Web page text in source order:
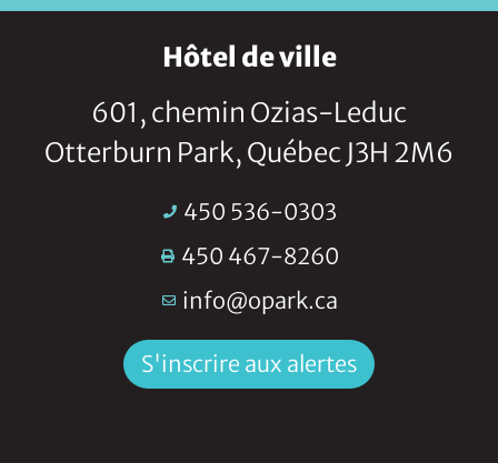
Hôtel de ville
601, chemin Ozias-Leduc
Otterburn Park, Québec J3H 2M6
450 536-0303
450 467-8260
info@opark.ca
S'inscrire aux alertes